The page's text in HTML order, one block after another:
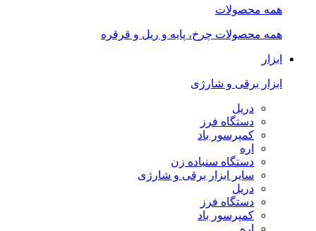
همه محصولات
همه محصولات چرخ، پایه و ریل و قرقره
ابزار
ابزار برقی و شارژی
دریل
دستگاه فرز
کمپرسور باد
اره
دستگاه سنباده زن
سایر ابزار برقی و شارژی
دریل
دستگاه فرز
کمپرسور باد
اره